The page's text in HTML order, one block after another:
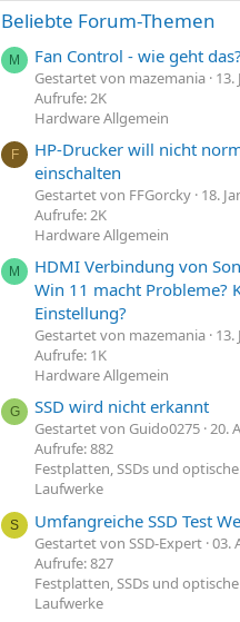
Beliebte Forum-Themen
M Fan Control - wie geht
Gestartet von mazemania 13.
Aufrufe: 2K
Hardware Allgemein
F
HP-Drucker will nicht
einschalten
Gestartet von FFGorcky 18.
Aufrufe: 2K
Hardware Allgemein
M
HDMI Verbindung von
Win 11 macht Probleme?
Einstellung?
Gestartet von mazemania 13.
Aufrufe: 1K
Hardware Allgemein
G SSD wird nicht erkannt
Gestartet von Guido0275 20.
Aufrufe: 882
Festplatten, SSDs und optische
Laufwerke
S Umfangreiche SSD Test
Gestartet von SSD-Expert 03.
Aufrufe: 827
Festplatten, SSDs und optische
Laufwerke